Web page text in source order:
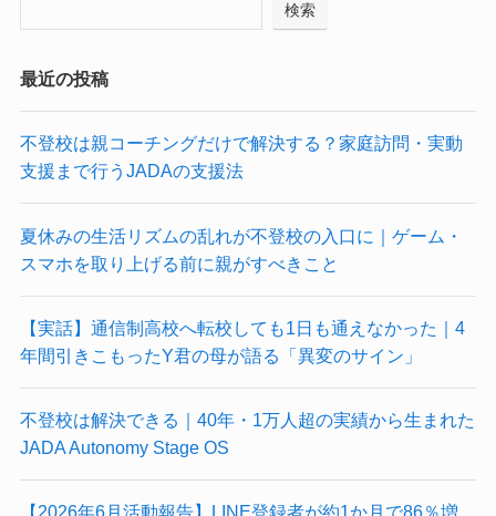
検索
最近の投稿
不登校は親コーチングだけで解決する？家庭訪問・実動
支援まで行うJADAの支援法
夏休みの生活リズムの乱れが不登校の入口に｜ゲーム・
スマホを取り上げる前に親がすべきこと
【実話】通信制高校へ転校しても1日も通えなかった｜4
年間引きこもったY君の母が語る「異変のサイン」
不登校は解決できる｜40年・1万人超の実績から生まれた
JADA Autonomy Stage OS
【2026年6月活動報告】LINE登録者が約1か月で86％増